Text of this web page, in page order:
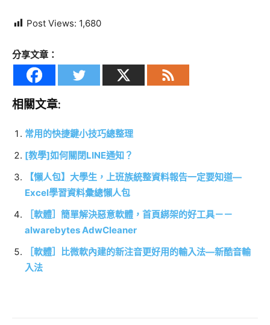
Post Views: 1,680
分享文章：
相關文章:
常用的快捷鍵小技巧總整理
[教學]如何關閉LINE通知？
【懶人包】大學生，上班族統整資料報告一定要知道—
Excel學習資料彙總懶人包
［軟體］簡單解決惡意軟體，首頁綁架的好工具－－
alwarebytes AdwCleaner
［軟體］比微軟內建的新注音更好用的輸入法—新酷音輸
入法